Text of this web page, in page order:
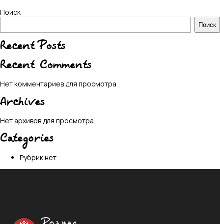
Поиск
Поиск
Recent Posts
Recent Comments
Нет комментариев для просмотра.
Archives
Нет архивов для просмотра.
Categories
Рубрик нет